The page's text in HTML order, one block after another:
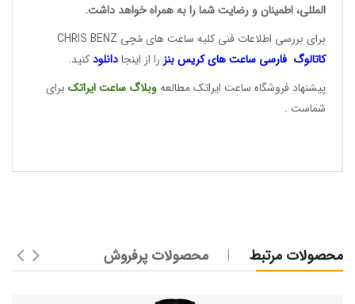
المللی، اطمینان و رضایت شما را به همراه خواهد داشت.
برای بررسی اطلاعات فنی کلیه ساعت های مُچی CHRIS BENZ
کاتالوگ فارسی ساعت هایکریس بنز را از اینجادانلودکنید.
پیشنهاد فروشگاه ساعت ایراتک مطالعهوبلاگ ساعتایراتک برای
شماست .
محصولات مرتبط محصولات پرفروش